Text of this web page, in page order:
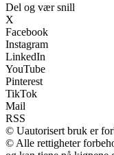
Del og vær snill
X
Facebook
Instagram
LinkedIn
YouTube
Pinterest
TikTok
Mail
RSS
© Uautorisert bruk er
© Alle rettigheter